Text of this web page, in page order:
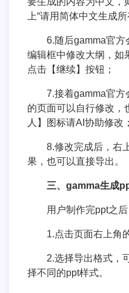
上“请用简体中文生成所
6.随后gamma官方
编辑框中修改大纲，如
点击【继续】按钮；
7.接着gamma官
的页面可以自行修改，
人】图标请AI协助修改；
8.修改完成后，右
果，也可以直接导出。
三、gamma生成
用户制作完ppt之
1.点击页面右上角
2.选择导出格式，
择不同的ppt样式。